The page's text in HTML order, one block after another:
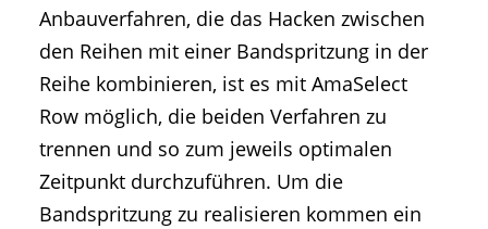
Anbauverfahren, die das Hacken zwischen
den Reihen mit einer Bandspritzung in der
Reihe kombinieren, ist es mit AmaSelect
Row möglich, die beiden Verfahren zu
trennen und so zum jeweils optimalen
Zeitpunkt durchzuführen. Um die
Bandspritzung zu realisieren kommen ein